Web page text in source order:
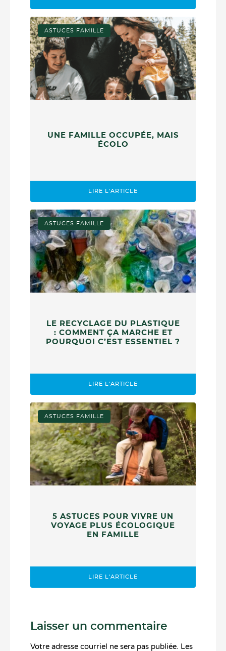
ASTUCES FAMILLE
UNE FAMILLE OCCUPÉE, MAIS
ÉCOLO
LIRE L'ARTICLE
ASTUCES FAMILLE
LE RECYCLAGE DU PLASTIQUE
: COMMENT ÇA MARCHE ET
POURQUOI C’EST ESSENTIEL ?
LIRE L'ARTICLE
ASTUCES FAMILLE
5 ASTUCES POUR VIVRE UN
VOYAGE PLUS ÉCOLOGIQUE
EN FAMILLE
LIRE L'ARTICLE
Laisser un commentaire
Votre adresse courriel ne sera pas publiée. Les